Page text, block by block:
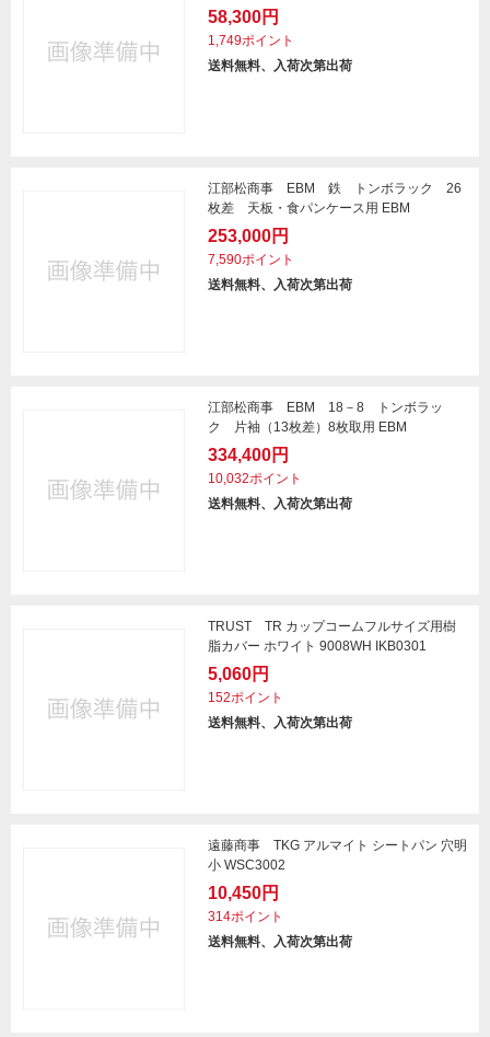
58,300円
1,749ポイント
送料無料、入荷次第出荷
江部松商事 EBM 鉄 トンボラック 26
枚差 天板・食パンケース用 EBM
253,000円
7,590ポイント
送料無料、入荷次第出荷
江部松商事 EBM 18－8 トンボラッ
ク 片袖（13枚差）8枚取用 EBM
334,400円
10,032ポイント
送料無料、入荷次第出荷
TRUST TR カップコームフルサイズ用樹
脂カバー ホワイト 9008WH IKB0301
5,060円
152ポイント
送料無料、入荷次第出荷
遠藤商事 TKG アルマイト シートパン 穴明
小 WSC3002
10,450円
314ポイント
送料無料、入荷次第出荷